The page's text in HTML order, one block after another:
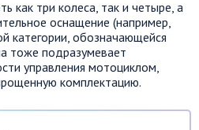
как три колеса, так и четыре, а
оснащение (например,
категории, обозначающейся
тоже подразумевает
управления мотоциклом,
комплектацию.